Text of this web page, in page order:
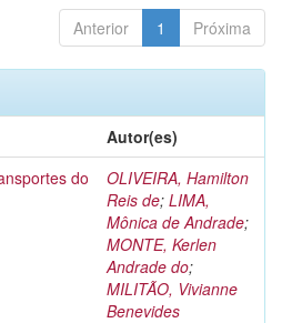
Anterior 1 Próxima
Autor(es)
do
OLIVEIRA, Hamilton
Reis de; LIMA,
Mônica de Andrade;
MONTE, Kerlen
Andrade do;
MILITÃO, Vivianne
Benevides